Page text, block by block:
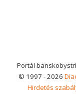
Portál
© 1997 - 2026
Hirdetés